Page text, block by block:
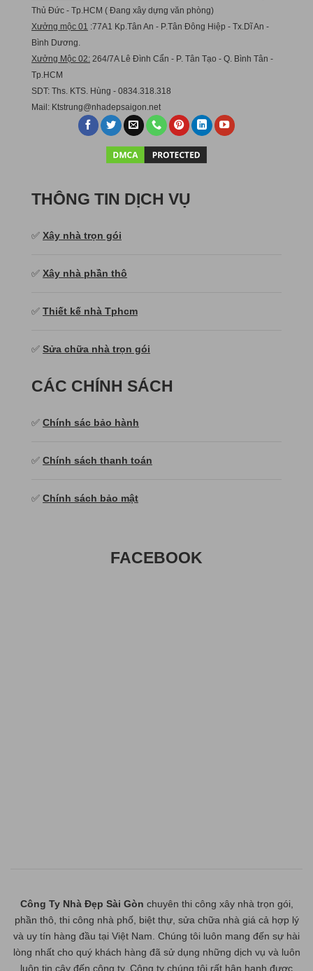
Thủ Đức - Tp.HCM ( Đang xây dựng văn phòng)
Xưởng mộc 01
:77A1 Kp.Tân An - P.Tân Đông Hiệp - Tx.Dĩ An -
Bình Dương.
Xưởng Mộc 02: 264/7A Lê Đình Cẩn - P. Tân Tạo - Q. Bình Tân -
Tp.HCM
SDT: Ths. KTS. Hùng - 0834.318.318
Mail: Ktstrung@nhadepsaigon.net
THÔNG TIN DỊCH VỤ
✅ Xây nhà trọn gói
✅ Xây nhà phần thô
✅ Thiết kế nhà Tphcm
✅ Sửa chữa nhà trọn gói
CÁC CHÍNH SÁCH
✅ Chính sác bảo hành
✅ Chính sách thanh toán
✅ Chính sách bảo mật
FACEBOOK
Công Ty Nhà Đẹp Sài Gòn chuyên thi công xây nhà trọn gói,
phần thô, thi công nhà phố, biệt thự, sửa chữa nhà giá cả hợp lý
và uy tín hàng đầu tại Việt Nam. Chúng tôi luôn mang đến sự hài
lòng nhất cho quý khách hàng đã sử dụng những dịch vụ và luôn
luôn tin cậy đến công ty. Công ty chúng tôi rất hân hạnh được